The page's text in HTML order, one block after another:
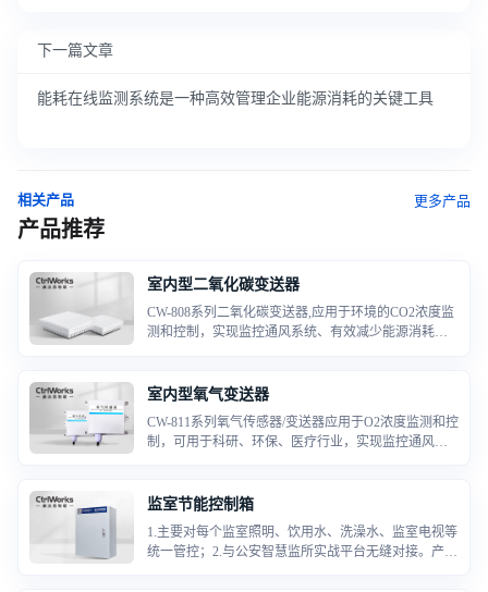
下一篇文章
能耗在线监测系统是一种高效管理企业能源消耗的关键工具
相关产品
产品推荐
更多产品
室内型二氧化碳变送器
CW-808系列二氧化碳变送器,应用于环境的CO2浓度监
测和控制，实现监控通风系统、有效减少能源消耗，
对通风系统进行启停控制，或根据CO2浓度进行自动
室内型氧气变送器
CW-811系列氧气传感器/变送器应用于O2浓度监测和控
制，可用于科研、环保、医疗行业，实现监控通风系
筑物内，应根据使用情况对通风系统进行启停控制，
监室节能控制箱
1.主要对每个监室照明、饮用水、洗澡水、监室电视等
统一管控；2.与公安智慧监所实战平台无缝对接。产品